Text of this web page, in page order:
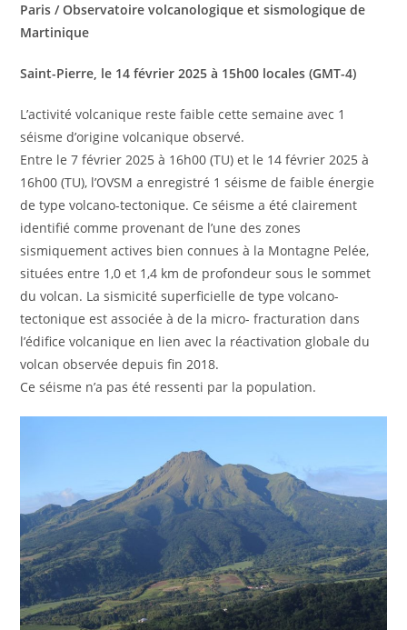
Paris / Observatoire volcanologique et sismologique de
Martinique
Saint-Pierre, le 14 février 2025 à 15h00 locales (GMT-4)
L’activité volcanique reste faible cette semaine avec 1
séisme d’origine volcanique observé.
Entre le 7 février 2025 à 16h00 (TU) et le 14 février 2025 à
16h00 (TU), l’OVSM a enregistré 1 séisme de faible énergie
de type volcano-tectonique. Ce séisme a été clairement
identifié comme provenant de l’une des zones
sismiquement actives bien connues à la Montagne Pelée,
situées entre 1,0 et 1,4 km de profondeur sous le sommet
du volcan. La sismicité superficielle de type volcano-
tectonique est associée à de la micro- fracturation dans
l’édifice volcanique en lien avec la réactivation globale du
volcan observée depuis fin 2018.
Ce séisme n’a pas été ressenti par la population.